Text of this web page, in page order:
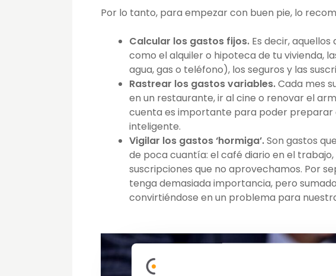
Por lo tanto, para empezar con buen pie, lo
Calcular los gastos fijos. Es decir,
como el alquiler o hipoteca de tu vivienda,
agua, gas o teléfono), los seguros y las
Rastrear los gastos variables.Cada mes
en un restaurante, ir al cine o renovar el
cuenta es importante para poder preparar
inteligente.
Vigilar los gastos ‘hormiga’.Son gastos
de poca cuantía: el café diario en el
suscripciones que no aprovechamos. Por
tenga demasiada importancia, pero
convirtiéndose en un problema para